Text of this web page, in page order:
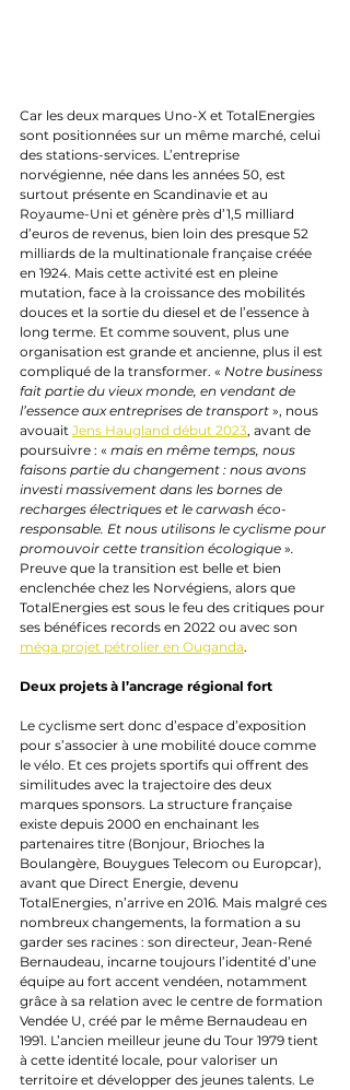
Car les deux marques Uno-X et TotalEnergies
sont positionnées sur un même marché, celui
des stations-services. L’entreprise
norvégienne, née dans les années 50, est
surtout présente en Scandinavie et au
Royaume-Uni et génère près d’1,5 milliard
d’euros de revenus, bien loin des presque 52
milliards de la multinationale française créée
en 1924. Mais cette activité est en pleine
mutation, face à la croissance des mobilités
douces et la sortie du diesel et de l’essence à
long terme. Et comme souvent, plus une
organisation est grande et ancienne, plus il est
compliqué de la transformer. « Notre business
fait partie du vieux monde, en vendant de
l’essence aux entreprises de transport », nous
avouait Jens Haugland début 2023, avant de
poursuivre : « mais en même temps, nous
faisons partie du changement : nous avons
investi massivement dans les bornes de
recharges électriques et le carwash éco-
responsable. Et nous utilisons le cyclisme pour
promouvoir cette transition écologique ».
Preuve que la transition est belle et bien
enclenchée chez les Norvégiens, alors que
TotalEnergies est sous le feu des critiques pour
ses bénéfices records en 2022 ou avec son
méga projet pétrolier en Ouganda.
Deux projets à l’ancrage régional fort
Le cyclisme sert donc d’espace d’exposition
pour s’associer à une mobilité douce comme
le vélo. Et ces projets sportifs qui offrent des
similitudes avec la trajectoire des deux
marques sponsors. La structure française
existe depuis 2000 en enchainant les
partenaires titre (Bonjour, Brioches la
Boulangère, Bouygues Telecom ou Europcar),
avant que Direct Energie, devenu
TotalEnergies, n’arrive en 2016. Mais malgré ces
nombreux changements, la formation a su
garder ses racines : son directeur, Jean-René
Bernaudeau, incarne toujours l’identité d’une
équipe au fort accent vendéen, notamment
grâce à sa relation avec le centre de formation
Vendée U, créé par le même Bernaudeau en
1991. L’ancien meilleur jeune du Tour 1979 tient
à cette identité locale, pour valoriser un
territoire et développer des jeunes talents. Le